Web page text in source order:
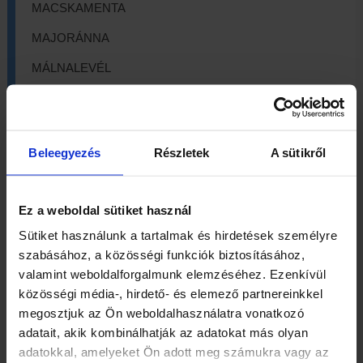
Beleegyezés Részletek A sütikről
Ez a weboldal sütiket használ
Sütiket használunk a tartalmak és hirdetések személyre
szabásához, a közösségi funkciók biztosításához,
valamint weboldalforgalmunk elemzéséhez. Ezenkívül
közösségi média-, hirdető- és elemező partnereinkkel
megosztjuk az Ön weboldalhasználatra vonatkozó
adatait, akik kombinálhatják az adatokat más olyan
adatokkal, amelyeket Ön adott meg számukra vagy az
MACSKAMENTA
MAJORÁNNA
MÁLNALEVÉL
MARTILAPU
MEDVESZŐLŐ
MUSTÁRMAG
NYÍRFALEVÉL
ÖKÖRFARKKÓRÓ
ORBÁNCFŰ